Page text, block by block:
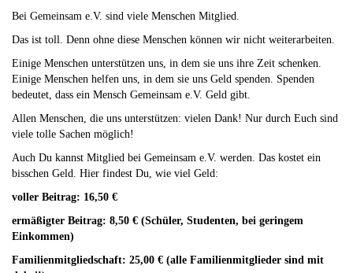
Bei Gemeinsam e.V. sind viele Menschen Mitglied.
Das ist toll. Denn ohne diese Menschen können wir nicht weiterarbeiten.
Einige Menschen unterstützen uns, in dem sie uns ihre Zeit schenken.
Einige Menschen helfen uns, in dem sie uns Geld spenden. Spenden
bedeutet, dass ein Mensch Gemeinsam e.V. Geld gibt.
Allen Menschen, die uns unterstützen: vielen Dank! Nur durch Euch sind
viele tolle Sachen möglich!
Auch Du kannst Mitglied bei Gemeinsam e.V. werden. Das kostet ein
bisschen Geld. Hier findest Du, wie viel Geld:
voller Beitrag: 16,50 €
ermäßigter Beitrag: 8,50 € (Schüler, Studenten, bei geringem
Einkommen)
Familienmitgliedschaft: 25,00 € (alle Familienmitglieder sind mit